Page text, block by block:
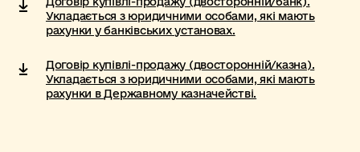
Укладається з юридичними особами, які мають
рахунки у банківських установах.
Договір купівлі-продажу (двосторонній/казна).
Укладається з юридичними особами, які мають
рахунки в Державному казначействі.